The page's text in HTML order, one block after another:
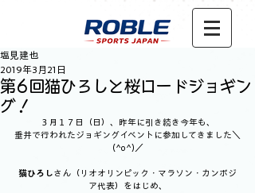
第6回猫ひろしと桜ロードジョギン
グ！
塩見建也
2019年3月21日
３月１７日（日）、昨年に引き続き今年も、
垂井で行われたジョギングイベントに参加してきました＼
(^o^)／
猫ひろしさん（リオオリンピック・マラソン・カンボジ
ア代表）をはじめ、